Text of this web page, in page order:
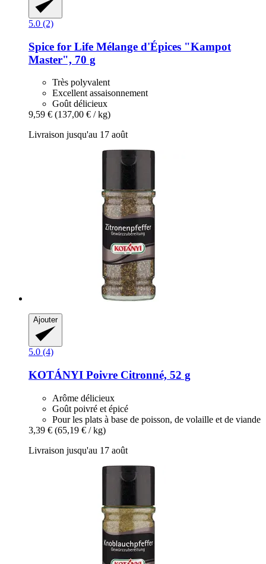
5.0 (2)
Spice for Life Mélange d'Épices "Kampot
Master", 70 g
Très polyvalent
Excellent assaisonnement
Goût délicieux
9,59 € (137,00 € / kg)
Livraison jusqu'au 17 août
Ajouter
5.0 (4)
KOTÁNYI Poivre Citronné, 52 g
Arôme délicieux
Goût poivré et épicé
Pour les plats à base de poisson, de volaille et de viande
3,39 € (65,19 € / kg)
Livraison jusqu'au 17 août